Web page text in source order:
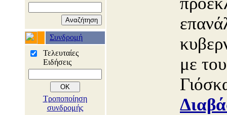
Συνδρομή
Τελευταίες
Ειδήσεις
Τροποποίηση
συνδρομής
με